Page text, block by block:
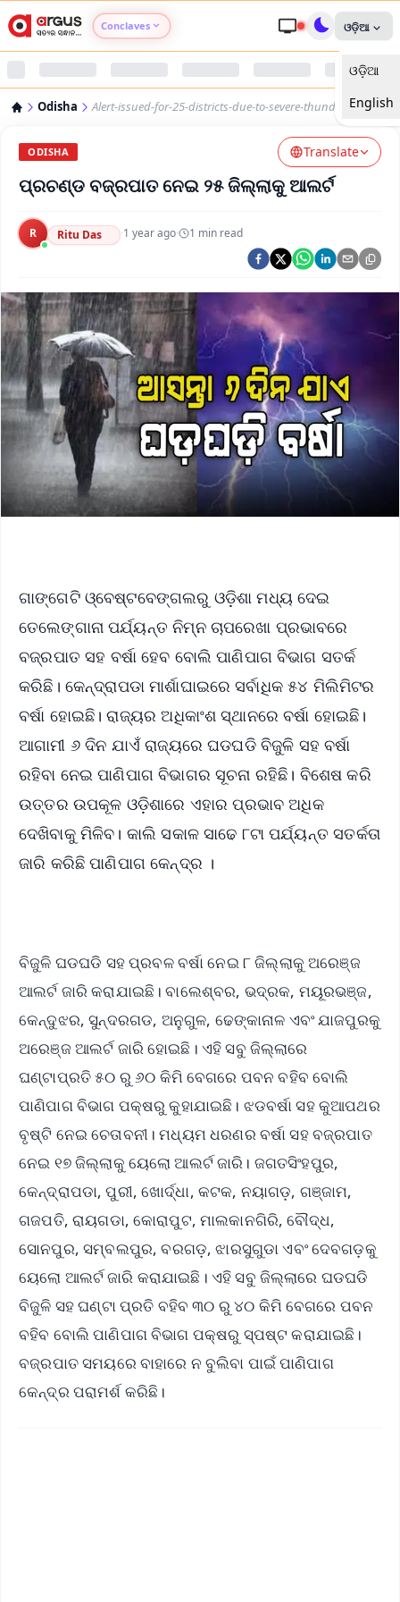
Conclaves
Argus Nari Shakti
Argus Swaad Odisha
Argus Chalo Dekhein Apna Desh
ଓଡ଼ିଆ
ଓଡ଼ିଆ
English
Odisha Alert-issued-for-25-districts-due-to-severe-thunderstorms
ODISHA Translate
ପ୍ରଚଣ୍ଡ ବଜ୍ରପାତ ନେଇ ୨୫ ଜିଲ୍ଲାକୁ ଆଲର୍ଟ
R Ritu Das ·1 year ago· 1 min read
ଗାଙ୍ଗେଟି ଓ୍ବେଷ୍ଟବେଙ୍ଗଲରୁ ଓଡ଼ିଶା ମଧ୍ୟ ଦେଇ
ତେଲେଙ୍ଗାନା ପର୍ଯ୍ୟନ୍ତ ନିମ୍ନ ଚାପରେଖା ପ୍ରଭାବରେ
ବଜ୍ରପାତ ସହ ବର୍ଷା ହେବ ବୋଲି ପାଣିପାଗ ବିଭାଗ ସତର୍କ
କରିଛି। କେନ୍ଦ୍ରାପଡା ମାର୍ଶାଘାଇରେ ସର୍ବାଧିକ ୫୪ ମିଲିମିଟର
ବର୍ଷା ହୋଇଛି। ରାଜ୍ୟର ଅଧିକାଂଶ ସ୍ଥାନରେ ବର୍ଷା ହୋଇଛି।
ଆଗାମୀ ୬ ଦିନ ଯାଏଁ ରାଜ୍ୟରେ ଘଡଘଡି ବିଜୁଳି ସହ ବର୍ଷା
ରହିବା ନେଇ ପାଣିପାଗ ବିଭାଗର ସୂଚନା ରହିଛି। ବିଶେଷ କରି
ଉତ୍ତର ଉପକୂଳ ଓଡ଼ିଶାରେ ଏହାର ପ୍ରଭାବ ଅଧିକ
ଦେଖିବାକୁ ମିଳିବ। କାଲି ସକାଳ ସାଢେ ୮ଟା ପର୍ଯ୍ୟନ୍ତ ସତର୍କତା
ଜାରି କରିଛି ପାଣିପାଗ କେନ୍ଦ୍ର ।
ବିଜୁଳି ଘଡଘଡି ସହ ପ୍ରବଳ ବର୍ଷା ନେଇ ୮ ଜିଲ୍ଲାକୁ ଅରେଞ୍ଜ
ଆଲର୍ଟ ଜାରି କରାଯାଇଛି। ବାଲେଶ୍ବର, ଭଦ୍ରକ, ମୟୂରଭଞ୍ଜ,
କେନ୍ଦୁଝର, ସୁନ୍ଦରଗଡ, ଅନୁଗୁଳ, ଢେଙ୍କାନାଳ ଏବଂ ଯାଜପୁରକୁ
ଅରେଞ୍ଜ ଆଲର୍ଟ ଜାରି ହୋଇଛି। ଏହି ସବୁ ଜିଲ୍ଲାରେ
ଘଣ୍ଟାପ୍ରତି ୫୦ ରୁ ୬୦ କିମି ବେଗରେ ପବନ ବହିବ ବୋଲି
ପାଣିପାଗ ବିଭାଗ ପକ୍ଷରୁ କୁହାଯାଇଛି। ଝଡବର୍ଷା ସହ କୁଆପଥର
ବୃଷ୍ଟି ନେଇ ଚେତାବନୀ। ମଧ୍ୟମ ଧରଣର ବର୍ଷା ସହ ବଜ୍ରପାତ
ନେଇ ୧୭ ଜିଲ୍ଲାକୁ ୟେଲୋ ଆଲର୍ଟ ଜାରି। ଜଗତସିଂହପୁର,
କେନ୍ଦ୍ରାପଡା, ପୁରୀ, ଖୋର୍ଦ୍ଧା, କଟକ, ନୟାଗଡ଼, ଗଞ୍ଜାମ,
ଗଜପତି, ରାୟଗଡା, କୋରାପୁଟ, ମାଲକାନଗିରି, ବୌଦ୍ଧ,
ସୋନପୁର, ସମ୍ବଲପୁର, ବରଗଡ଼, ଝାରସୁଗୁଡା ଏବଂ ଦେବଗଡ଼କୁ
ୟେଲୋ ଆଲର୍ଟ ଜାରି କରାଯାଇଛି। ଏହି ସବୁ ଜିଲ୍ଲାରେ ଘଡଘଡି
ବିଜୁଳି ସହ ଘଣ୍ଟା ପ୍ରତି ବହିବ ୩୦ ରୁ ୪୦ କିମି ବେଗରେ ପବନ
ବହିବ ବୋଲି ପାଣିପାଗ ବିଭାଗ ପକ୍ଷରୁ ସ୍ପଷ୍ଟ କରାଯାଇଛି।
ବଜ୍ରପାତ ସମୟରେ ବାହାରେ ନ ବୁଲିବା ପାଇଁ ପାଣିପାଗ
କେନ୍ଦ୍ର ପରାମର୍ଶ କରିଛି।